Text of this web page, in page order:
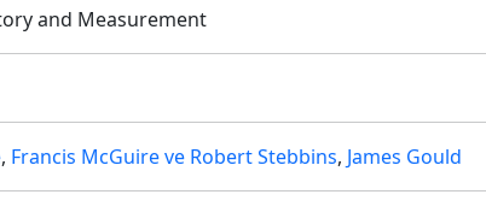
and Measurement
, Francis McGuire ve Robert Stebbins, James Gould